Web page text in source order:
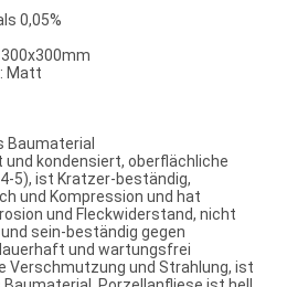
0,05%
Matt
Baumaterial
kondensiert, oberflächliche
5), ist Kratzer-beständig,
und Kompression und hat
und Fleckwiderstand, nicht
sein-beständig gegen
und wartungsfrei
Verschmutzung und Strahlung, ist